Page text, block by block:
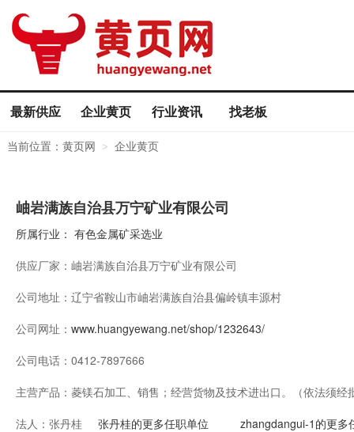
最新供应 企业黄页 行业资讯 找老板
当前位置： 黄页网 > 企业黄页
岫岩满族自治县万宁矿业有限公司
所属行业： 有色金属矿采选业
供应厂家： 岫岩满族自治县万宁矿业有限公司
公司地址： 辽宁省鞍山市岫岩满族自治县偏岭镇丰源村
公司网址： www.huangyewang.net/shop/1232643/
公司电话： 0412-7897666
主营产品： 菱镁石加工、销售；经营货物及技术进出口。（依法须
开展经营活动。）
法人： 张丹桂 张丹桂的更多任职单位 zhangdangui-1的更多